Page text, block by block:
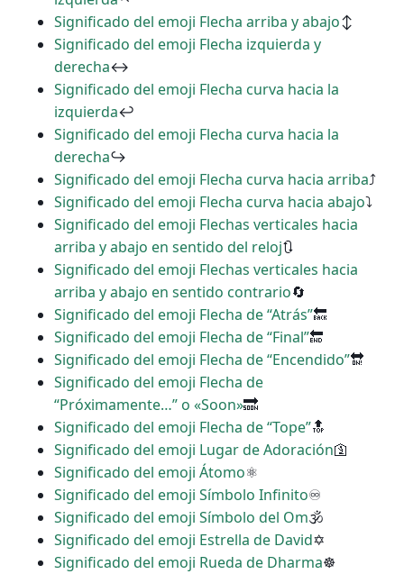
Significado del emoji Flecha arriba y abajo↕
Significado del emoji Flecha izquierda y
derecha↔
Significado del emoji Flecha curva hacia la
izquierda↩
Significado del emoji Flecha curva hacia la
derecha↪
Significado del emoji Flecha curva hacia arriba⤴
Significado del emoji Flecha curva hacia abajo⤵
Significado del emoji Flechas verticales hacia
arriba y abajo en sentido del reloj🔃
Significado del emoji Flechas verticales hacia
arriba y abajo en sentido contrario🔄
Significado del emoji Flecha de “Atrás”🔙
Significado del emoji Flecha de “Final”🔚
Significado del emoji Flecha de “Encendido”🔛
Significado del emoji Flecha de
“Próximamente…” o «Soon»🔜
Significado del emoji Flecha de “Tope”🔝
Significado del emoji Lugar de Adoración🛐
Significado del emoji Átomo⚛
Significado del emoji Símbolo Infinito♾
Significado del emoji Símbolo del Om🕉
Significado del emoji Estrella de David✡
Significado del emoji Rueda de Dharma☸